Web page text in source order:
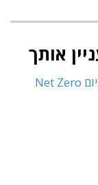
אותך